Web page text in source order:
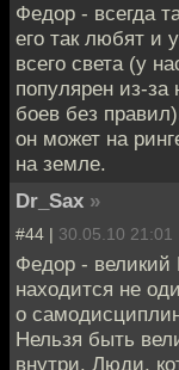
Федор - всегда
его так любят и
всего света (у
популярен из-за
боев без
он может на
на земле.
Dr_Sax »
#44 | 30.05.10 21:01
Федор -
находится не
о
Нельзя быть
внутри. Люди,